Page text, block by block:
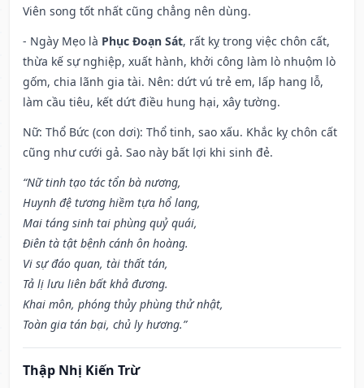
Viên song tốt nhất cũng chẳng nên dùng.
- Ngày Mẹo là Phục Đoạn Sát, rất kỵ trong việc chôn cất,
thừa kế sự nghiệp, xuất hành, khởi công làm lò nhuộm lò
gốm, chia lãnh gia tài. Nên: dứt vú trẻ em, lấp hang lỗ,
làm cầu tiêu, kết dứt điều hung hại, xây tường.
Nữ: Thổ Bức (con dơi): Thổ tinh, sao xấu. Khắc kỵ chôn cất
cũng như cưới gả. Sao này bất lợi khi sinh đẻ.
“Nữ tinh tạo tác tổn bà nương,
Huynh đệ tương hiềm tựa hổ lang,
Mai táng sinh tai phùng quỷ quái,
Điên tà tật bệnh cánh ôn hoàng.
Vi sự đáo quan, tài thất tán,
Tả lị lưu liên bất khả đương.
Khai môn, phóng thủy phùng thử nhật,
Toàn gia tán bại, chủ ly hương.”
Thập Nhị Kiến Trừ